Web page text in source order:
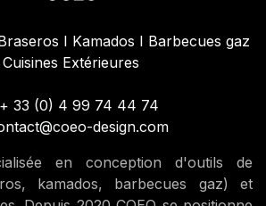
I Kamados I Barbecues gaz
Extérieures
+ 33 (0) 4 99 74 44 74
design.com
en conception d'outils de
kamados, barbecues gaz) et